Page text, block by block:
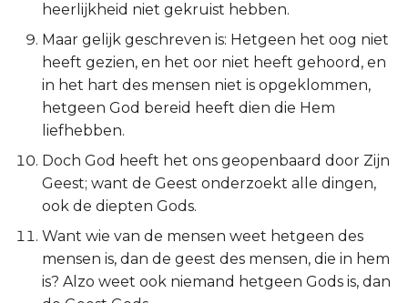
Nehémia
Esther
Spreuken
Prediker
Hooglied
heerlijkheid niet gekruist hebben.
Maar gelijk geschreven is: Hetgeen het oog niet
heeft gezien, en het oor niet heeft gehoord, en
in het hart des mensen niet is opgeklommen,
hetgeen God bereid heeft dien die Hem
liefhebben.
Doch God heeft het ons geopenbaard door Zijn
Geest; want de Geest onderzoekt alle dingen,
ook de diepten Gods.
Want wie van de mensen weet hetgeen des
mensen is, dan de geest des mensen, die in hem
is? Alzo weet ook niemand hetgeen Gods is, dan